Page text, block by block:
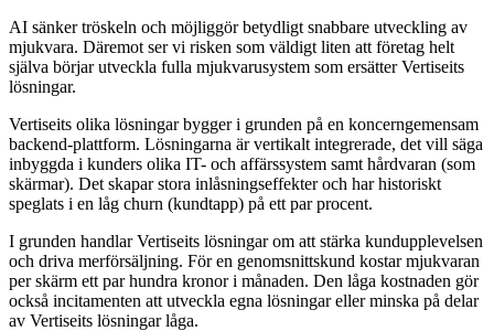
AI sänker tröskeln och möjliggör betydligt snabbare utveckling av
mjukvara. Däremot ser vi risken som väldigt liten att företag helt
själva börjar utveckla fulla mjukvarusystem som ersätter Vertiseits
lösningar.
Vertiseits olika lösningar bygger i grunden på en koncerngemensam
backend-plattform. Lösningarna är vertikalt integrerade, det vill säga
inbyggda i kunders olika IT- och affärssystem samt hårdvaran (som
skärmar). Det skapar stora inlåsningseffekter och har historiskt
speglats i en låg churn (kundtapp) på ett par procent.
I grunden handlar Vertiseits lösningar om att stärka kundupplevelsen
och driva merförsäljning. För en genomsnittskund kostar mjukvaran
per skärm ett par hundra kronor i månaden. Den låga kostnaden gör
också incitamenten att utveckla egna lösningar eller minska på delar
av Vertiseits lösningar låga.